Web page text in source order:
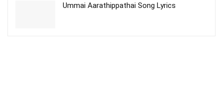
Ummai Aarathippathai Song Lyrics